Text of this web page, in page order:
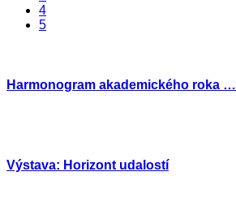
4
5
Harmonogram akademického roka …
Výstava: Horizont udalostí